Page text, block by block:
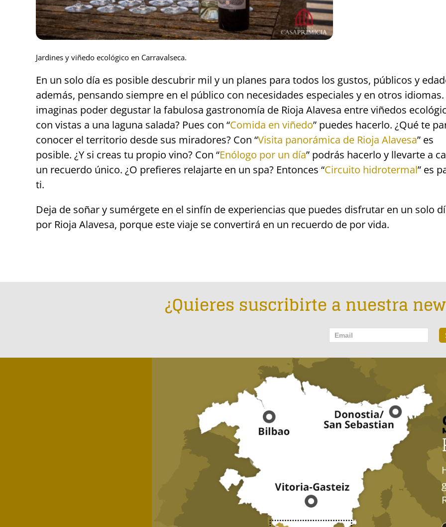
Jardines y viñedo ecológico en Carravalseca.
En un solo día es posible descubrir mil y un planes para todos los gustos, públicos y
además, pensando siempre en el público con necesidades especiales y en otros
imaginas poder degustar la fabulosa gastronomía de Rioja Alavesa entre viñedos
con vistas a una laguna salada? Pues con “Comida en viñedo” puedes hacerlo. ¿Qué te
conocer el territorio desde sus miradores? Con “Visita panorámica de Rioja Alavesa” es
posible. ¿Y si creas tu propio vino? Con “Enólogo por un día” podrás hacerlo y llevarte a
un recuerdo único. ¿O prefieres relajarte en un spa? Entonces “Circuito hidrotermal” es
ti.
Deja de soñar y sumérgete en el sinfín de experiencias que puedes disfrutar en un solo
por Rioja Alavesa, porque este viaje se convertirá en un recuerdo de por vida.
¿Quieres suscribirte a nuestra